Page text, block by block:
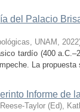
del Palacio
UNAM , 2022
tardío (400
La
Informe de
Reese-Taylor (Ed),